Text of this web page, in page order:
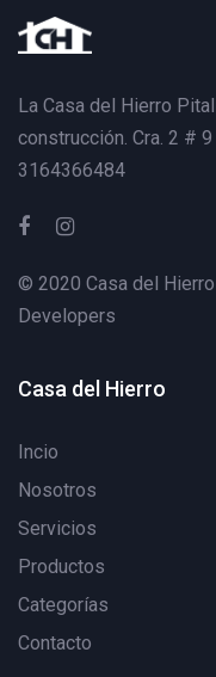
La Casa del Hierro
construcción. Cra. 2 #
3164366484
© 2020 Casa del
Developers
Casa del Hierro
Incio
Nosotros
Servicios
Productos
Categorías
Contacto